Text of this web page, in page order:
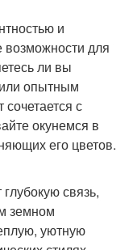
и
возможности для
ли вы
опытным
с
окунемся в
его цветов.
связь,
земном
уютную